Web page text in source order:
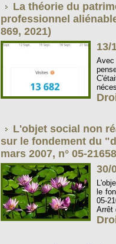
La théorie du
professionnel
869, 2021)
13/
Avec
L'objet social non
sur le fondement du
mars 2007, n° 05-
30/
le
05-
Arrêt